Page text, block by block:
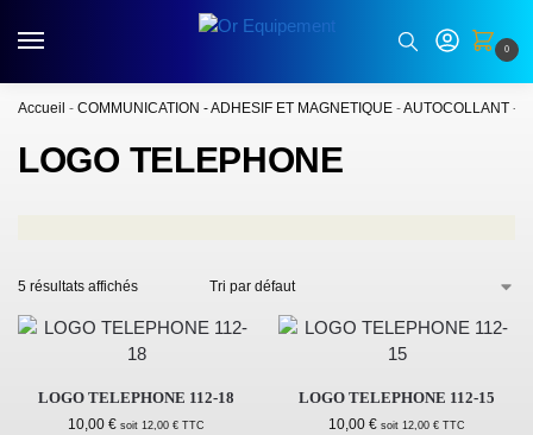
0
Accueil - COMMUNICATION - ADHESIF ET MAGNETIQUE -AUTOCOLLANT -
LOGO TELEPHONE
5 résultats affichés
LOGO TELEPHONE 112-18
10,00 € soit 12,00 € TTC
LOGO TELEPHONE 112-15
10,00 € soit 12,00 € TTC